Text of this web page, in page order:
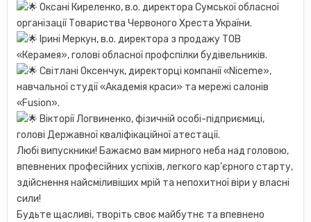
Оксані Киреленко, в.о. директора Сумської обласної
організації Товариства Червоного Хреста України.
Ірині Меркун, в.о. директора з продажу ТОВ
«Керамея», голові обласної профспілки будівельників.
Світлані Оксенчук, директорці компанії «Niceme»,
навчальної студії «Академія краси» та мережі салонів
«Fusion».
Вікторії Логвиненко, фізичній особі-підприємиці,
голові Державної кваліфікаційної атестації.
Любі випускники! Бажаємо вам мирного неба над головою,
впевнених професійних успіхів, легкого кар’єрного старту,
здійснення найсміливіших мрій та непохитної віри у власні
сили!
Будьте щасливі, творіть своє майбутнє та впевнено